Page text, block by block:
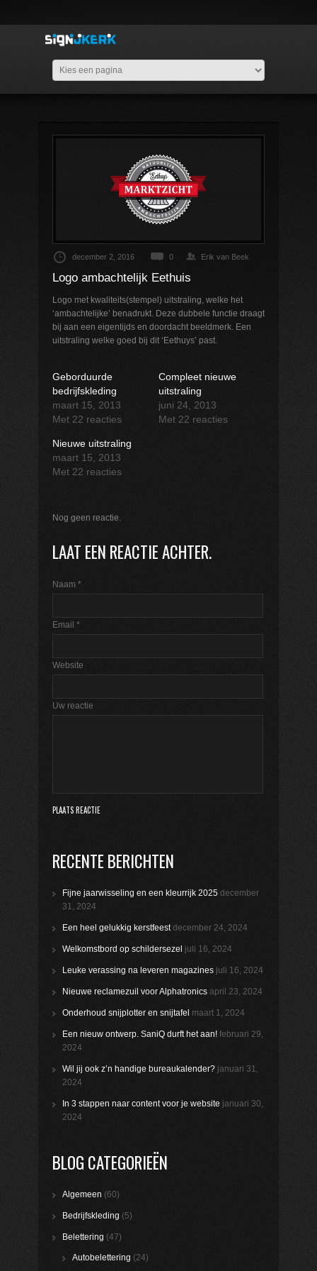
december 2, 2016 0 Erik van Beek
Logo ambachtelijk Eethuis
Logo met kwaliteits(stempel) uitstraling, welke het
‘ambachtelijke’ benadrukt. Deze dubbele functie draagt
bij aan een eigentijds en doordacht beeldmerk. Een
uitstraling welke goed bij dit ‘Eethuys’ past.
Geborduurde
bedrijfskleding
maart 15, 2013
Met 22 reacties
Compleet nieuwe
uitstraling
juni 24, 2013
Met 22 reacties
Nieuwe uitstraling
maart 15, 2013
Met 22 reacties
Nog geen reactie.
LAAT EEN REACTIE ACHTER.
Naam *
Email *
Website
Uw reactie
RECENTE BERICHTEN
Fijne jaarwisseling en een kleurrijk 2025 december
31, 2024
Een heel gelukkig kerstfeest december 24, 2024
Welkomstbord op schildersezel juli 16, 2024
Leuke verassing na leveren magazines juli 16, 2024
Nieuwe reclamezuil voor Alphatronics april 23, 2024
Onderhoud snijplotter en snijtafel maart 1, 2024
Een nieuw ontwerp. SaniQ durft het aan! februari 29,
2024
Wil jij ook z’n handige bureaukalender? januari 31,
2024
In 3 stappen naar content voor je website januari 30,
2024
BLOG CATEGORIEËN
Algemeen (60)
Bedrijfskleding (5)
Belettering (47)
Autobelettering (24)